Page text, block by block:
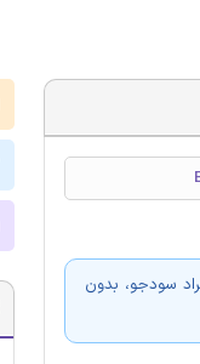
سودجو، بدون